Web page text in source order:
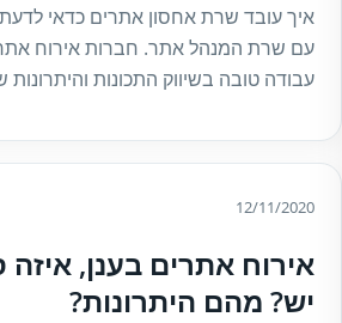
איך עובד שרת אחסון אתרים כדאי
עם שרת המנהל אתר. חברות אירוח
עבודה טובה בשיווק התכונות והיתרונות
12/11/2020
אירוח אתרים בענן, איזה
יש? מהם היתרונות?